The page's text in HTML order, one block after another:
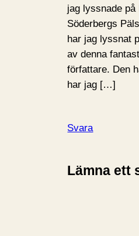
jag lyssnade på
Söderbergs
har jag lyssnat
av denna
författare. Den
har jag […]
Svara
Lämna ett